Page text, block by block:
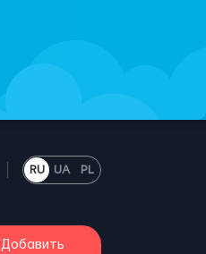
RU UA PL
Добавить